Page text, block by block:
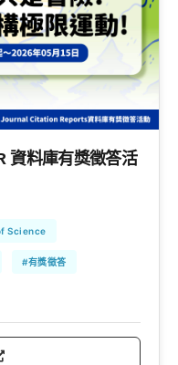
資料庫有獎徵答活
Science
#有獎徵答